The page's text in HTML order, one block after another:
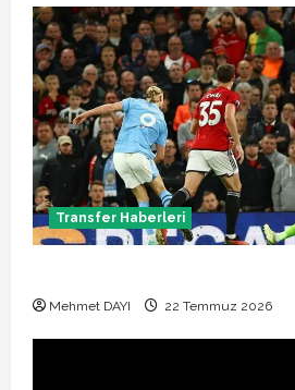
Transfer Haberleri
Mehmet DAYI 22 Temmuz 2026